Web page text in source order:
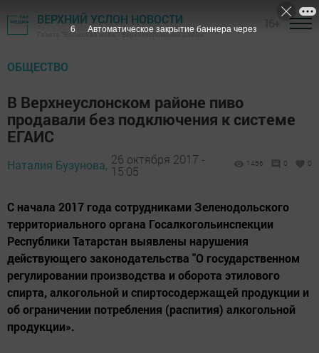
ВЕРХНИЙ УСЛОН НОВОСТИ
Газета "Волжская новь" - Верхнеуслонский район
ОБЩЕСТВО
В Верхнеуслонском районе пиво
продавали без подключения к системе
ЕГАИС
Наталия Бузунова, 26 октября 2017 -
15:05
1456 0 0
С начала 2017 года сотрудниками Зеленодольского
территориального органа Госалкогольинспекции
Республики Татарстан выявлены нарушения
действующего законодательства "О государственном
регулировании производства и оборота этилового
спирта, алкогольной и спиртосодержащей продукции и
об ограничении потребления (распития) алкогольной
продукции».
5 Автоматическое закрытие баннера через